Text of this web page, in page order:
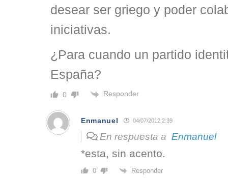
desear ser griego y poder
iniciativas.
¿Para cuando un partido
España?
0 Responder
Enmanuel 04/07/2012 2:39
En respuesta a Enmanuel
*esta, sin acento.
0 Responder